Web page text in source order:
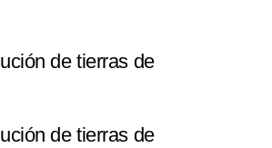
de tierras de
de tierras de